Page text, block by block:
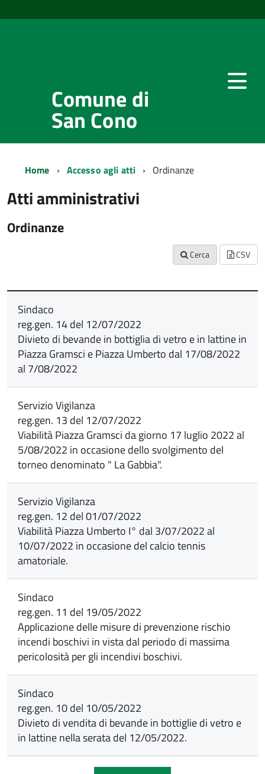
Comune di
San Cono
Home Accesso agli atti Ordinanze
Atti amministrativi
Ordinanze
Cerca CSV
Sindaco
reg.gen. 14 del 12/07/2022
Divieto di bevande in bottiglia di vetro e in lattine in
Piazza Gramsci e Piazza Umberto dal 17/08/2022
al 7/08/2022
Servizio Vigilanza
reg.gen. 13 del 12/07/2022
Viabilità Piazza Gramsci da giorno 17 luglio 2022 al
5/08/2022 in occasione dello svolgimento del
torneo denominato " La Gabbia".
Servizio Vigilanza
reg.gen. 12 del 01/07/2022
Viabilità Piazza Umberto I° dal 3/07/2022 al
10/07/2022 in occasione del calcio tennis
amatoriale.
Sindaco
reg.gen. 11 del 19/05/2022
Applicazione delle misure di prevenzione rischio
incendi boschivi in vista dal periodo di massima
pericolosità per gli incendivi boschivi.
Sindaco
reg.gen. 10 del 10/05/2022
Divieto di vendita di bevande in bottiglie di vetro e
in lattine nella serata del 12/05/2022.